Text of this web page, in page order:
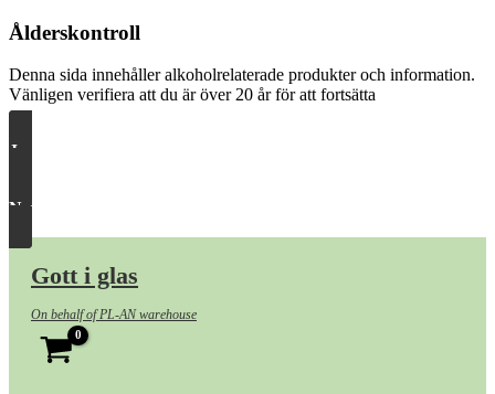
Ålderskontroll
Denna sida innehåller alkoholrelaterade produkter och information.
Vänligen verifiera att du är över 20 år för att fortsätta
Ja, släpp in mig
Nej, ta mig härifrån
Hoppa
innehåll
Gott i glas
On behalf of PL-AN warehouse